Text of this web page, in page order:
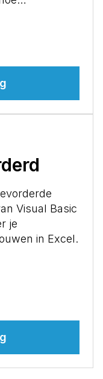
Visual Basic
je
in Excel.